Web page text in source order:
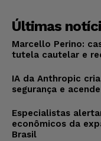
Últimas
Marcello Perino:
tutela cautelar e
IA da Anthropic
segurança e
Especialistas
econômicos da
Brasil